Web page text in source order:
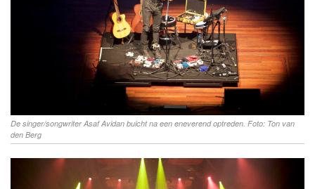
De singer/songwriter Asaf Avidan buicht na een eneverend optreden. Foto: Ton van
den Berg